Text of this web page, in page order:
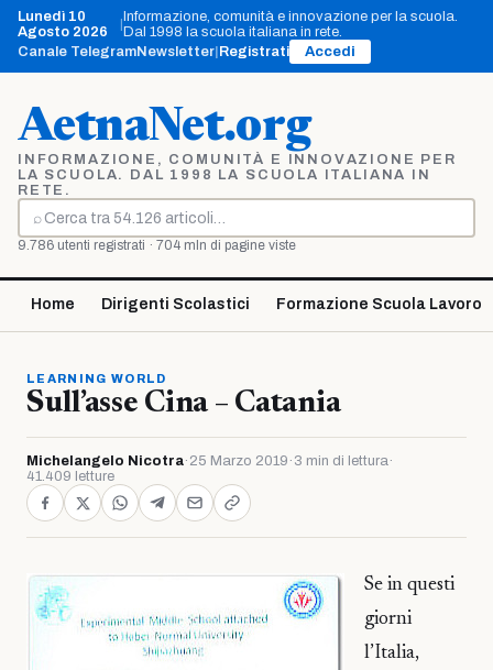
Vai
contenuto
Lunedì 10
Agosto 2026
Informazione, comunità e innovazione per la scuola.
Dal 1998 la scuola italiana in rete.
Canale TelegramNewsletter Registrati Accedi
AetnaNet.org
INFORMAZIONE, COMUNITÀ E INNOVAZIONE PER
LA SCUOLA. DAL 1998 LA SCUOLA ITALIANA IN
RETE.
⌕
Cerca
9.786 utenti registrati · 704 mln di pagine viste
Home Dirigenti Scolastici Formazione Scuola Lavoro
LEARNING WORLD
Sull’asse Cina – Catania
Michelangelo Nicotra· 25 Marzo 2019 · 3 min di lettura·
41.409 letture
Se in questi
giorni
l’Italia,